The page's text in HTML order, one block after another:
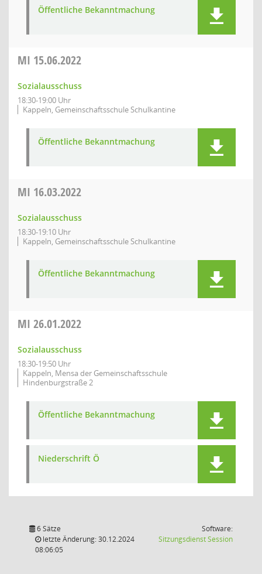
Öffentliche Bekanntmachung
MI 15.06.2022
Sozialausschuss
18:30-19:00 Uhr
Kappeln, Gemeinschaftsschule Schulkantine
Öffentliche Bekanntmachung
MI 16.03.2022
Sozialausschuss
18:30-19:10 Uhr
Kappeln, Gemeinschaftsschule Schulkantine
Öffentliche Bekanntmachung
MI 26.01.2022
Sozialausschuss
18:30-19:50 Uhr
Kappeln, Mensa der Gemeinschaftsschule
Hindenburgstraße 2
Öffentliche Bekanntmachung
Niederschrift Ö
6 Sätze
letzte Änderung: 30.12.2024
08:06:05
Software:
SitzungsdienstSession(Wird in